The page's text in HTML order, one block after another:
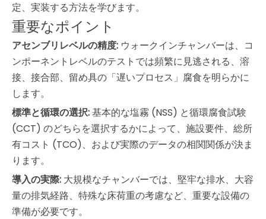
定、実装する方法を学びます。
重要なポイント
アセンブリレベルの精度: ウォークインチャンバーは、コ
ンポーネントレベルのテストでは頻繁に見逃される、溶
接、接合部、留め具の「遅いプロセス」腐食を明らかに
します。
標準と循環の選択:基本的な塩霧 (NSS) と循環腐食試験
(CCT) のどちらを選択するかによって、施設要件、総所
有コスト (TCO)、および実際のデータの相関関係が決ま
ります。
導入の実際: 大規模なチャンバーでは、堅牢な排水、大容
量の排気経路、特殊な床荷重の考慮など、重要な設備の
準備が必要です。